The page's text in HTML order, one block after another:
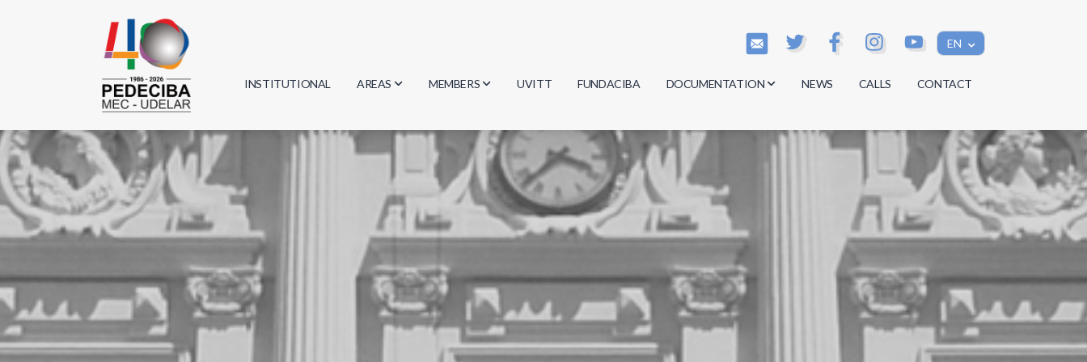
EN
INSTITUTIONAL AREAS
Biology
Computer Science
Mathematics
Chemistry
MEMBERS
Researchers
Students
Graduates
UVITT FUNDACIBA DOCUMENTATION
Minutes
Regulations
Documents
NEWS CALLS CONTACT